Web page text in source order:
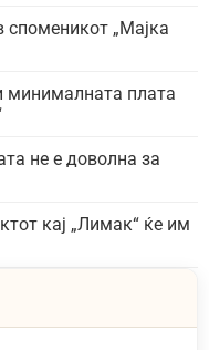
споменикот „Мајка
минималната плата
не е доволна за
кај „Лимак“ ќе им